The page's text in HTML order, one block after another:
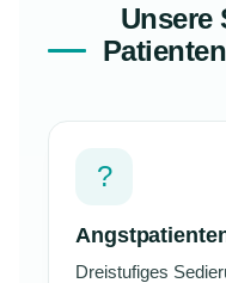
Unsere
?
Dreistufiges